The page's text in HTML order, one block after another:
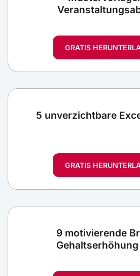
GRATIS
5 unverzichtbare
GRATIS
9 motivierende
Gehaltserhöhung